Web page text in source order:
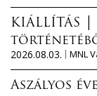
KIÁLLÍTÁS
2026.08.03.
MNL
Aszályos